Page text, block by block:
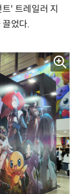
' 트레일러 지
었다.